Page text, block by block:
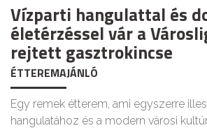
Vízparti hangulattal és
életérzéssel vár a
rejtett gasztrokincse
ÉTTEREMAJÁNLÓ
Egy remek étterem, ami egyszerre
hangulatához és a modern városi